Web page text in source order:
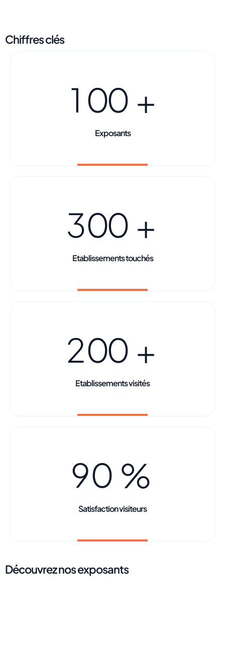
Chiffres clés
1 00 +
Exposants
300 +
Etablissements touchés
200 +
Etablissements visités
90 %
Satisfaction visiteurs
Découvrez nos exposants